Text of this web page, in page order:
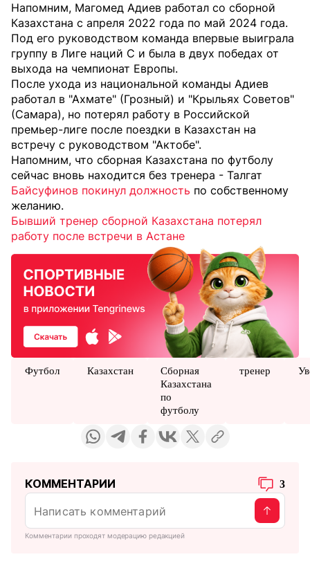
Напомним, Магомед Адиев работал со сборной
Казахстана с апреля 2022 года по май 2024 года.
Под его руководством команда впервые выиграла
группу в Лиге наций C и была в двух победах от
выхода на чемпионат Европы.
После ухода из национальной команды Адиев
работал в "Ахмате" (Грозный) и "Крыльях Советов"
(Самара), но потерял работу в Российской
премьер-лиге после поездки в Казахстан на
встречу с руководством "Актобе".
Напомним, что сборная Казахстана по футболу
сейчас вновь находится без тренера - Талгат
Байсуфинов покинул должность по собственному
желанию.
Бывший тренер сборной Казахстана потерял
работу после встречи в Астане
Футбол Казахстан
Сборная
Казахстана
по
футболу
тренер
КОММЕНТАРИИ 3
Комментарии проходят модерацию редакцией